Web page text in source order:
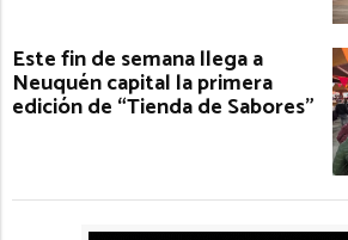
Este fin de semana llega a
Neuquén capital la primera
edición de “Tienda de Sabores”